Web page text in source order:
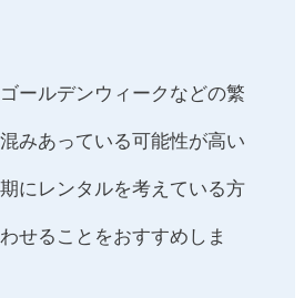
ールデンウィークなどの繁
みあっている可能性が高い
にレンタルを考えている方
せることをおすすめしま